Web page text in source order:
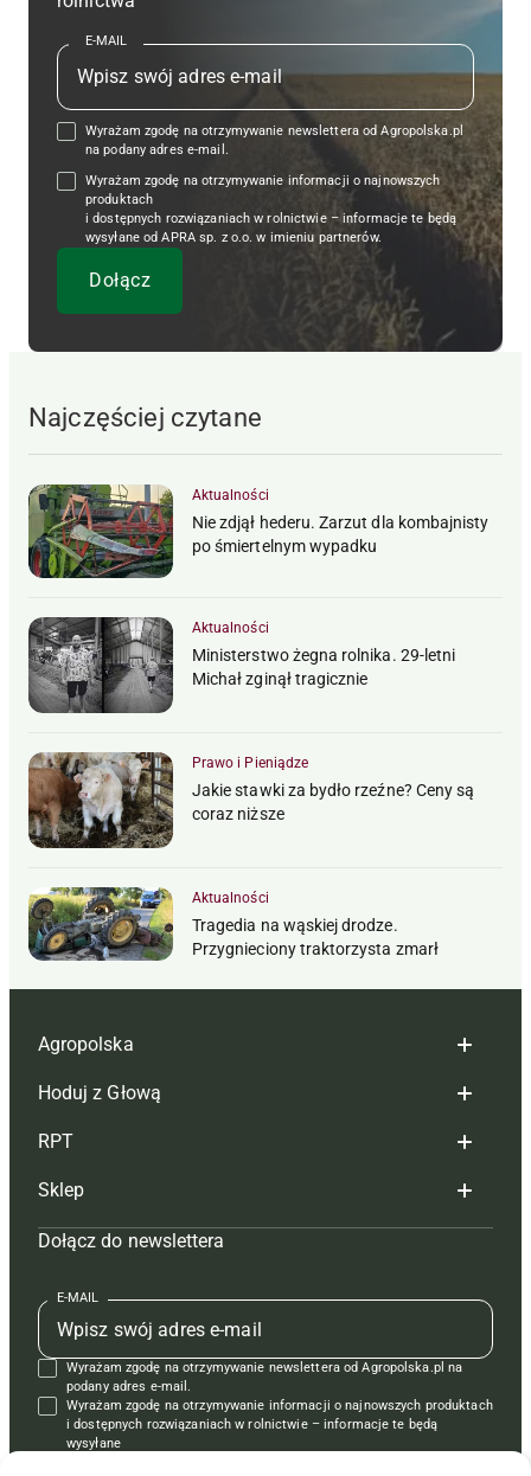
E-MAIL
Wyrażam zgodę na otrzymywanie newslettera od Agropolska.pl
na podany adres e-mail.
Wyrażam zgodę na otrzymywanie informacji o najnowszych
produktach
i dostępnych rozwiązaniach w rolnictwie – informacje te będą
wysyłane od APRA sp. z o.o. w imieniu partnerów.
Najczęściej czytane
Aktualności
Nie zdjął hederu. Zarzut dla kombajnisty
po śmiertelnym wypadku
Aktualności
Ministerstwo żegna rolnika. 29-letni
Michał zginął tragicznie
Prawo i Pieniądze
Jakie stawki za bydło rzeźne? Ceny są
coraz niższe
Aktualności
Tragedia na wąskiej drodze.
Przygnieciony traktorzysta zmarł
Agropolska
Redakcja
Reklama
Tagi
Mapa serwisu
Kontakt
Regulamin
Polityka prywatności
Hoduj z Głową
Hoduj z głową bydło
Hoduj z głową świnie
Prenumerata
Redakcja
Kontakt
Reklama
RPT
Redakcja
Prenumerata
Reklama
Kontakt
Krzyżówki
Sklep
Czasopisma i prenumerata
Książki
Regulamin
Dołącz do newslettera
E-MAIL
Wyrażam zgodę na otrzymywanie newslettera od Agropolska.pl na
podany adres e-mail.
Wyrażam zgodę na otrzymywanie informacji o najnowszych produktach
i dostępnych rozwiązaniach w rolnictwie – informacje te będą
wysyłane